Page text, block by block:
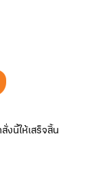
งนี้ให้เสร็จสิ้น